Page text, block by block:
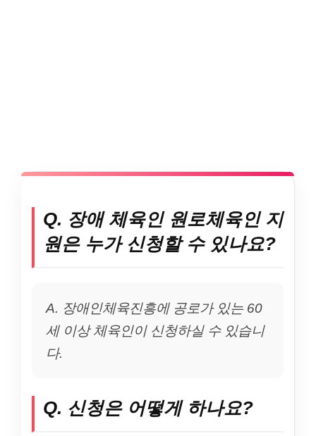
Q. 장애 체육인 원로체육인 지
원은 누가 신청할 수 있나요?
A. 장애인체육진흥에 공로가 있는 60
세 이상 체육인이 신청하실 수 있습니
다.
Q. 신청은 어떻게 하나요?